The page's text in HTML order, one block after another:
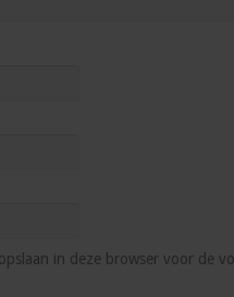
in deze browser voor de